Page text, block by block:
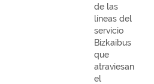
de las
líneas del
servicio
Bizkaibus
que
atraviesan
el